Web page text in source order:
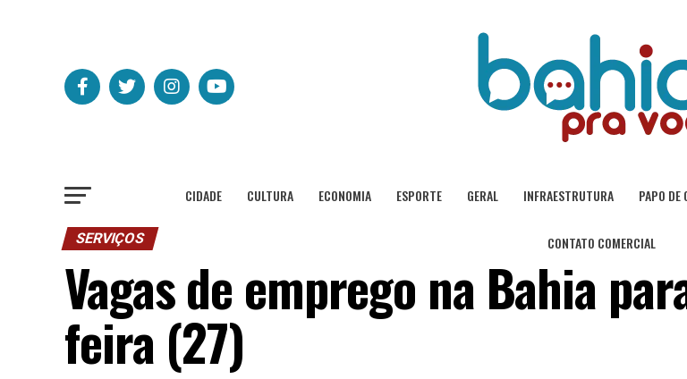
CIDADE CULTURA ECONOMIA ESPORTE GERAL INFRAESTRUTURA PAPO DE
CONTATO COMERCIAL
SERVIÇOS
Vagas de emprego na Bahia
feira (27)